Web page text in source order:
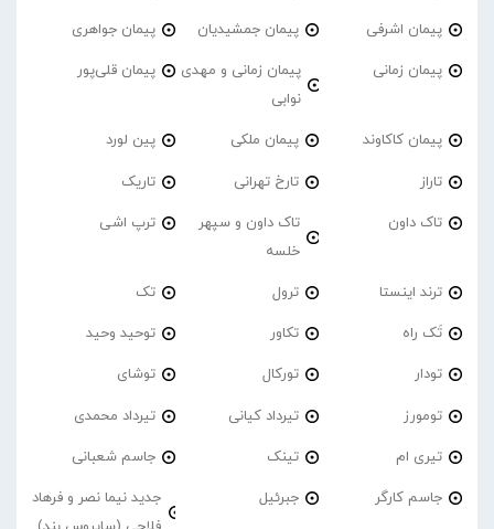
پیمان اشرفی پیمان جمشیدیان پیمان جواهری
پیمان زمانی
پیمان زمانی و مهدی
نوابی
پیمان قلی‌پور
پیمان کاکاوند پیمان ملکی پین لورد
تاراز تارخ تهرانی تاریک
تاک داون
تاک داون و سپهر
خلسه
ترپ اشی
ترند اینستا ترول تک
تَک راه تکاور توحید وحید
تودار تورکال توشای
تومورز تیرداد کیانی تیرداد محمدی
تیری ام تینک جاسم شعبانی
جاسم کارگر جبرئیل
جدید نیما نصر و فرهاد